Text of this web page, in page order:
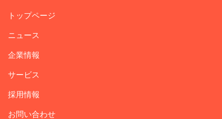
トップページ
ニュース
企業情報
サービス
採用情報
お問い合わせ